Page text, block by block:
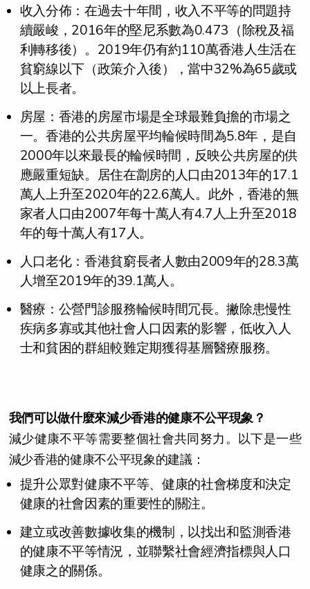
收入分佈：在過去十年間，收入不平等的問題持
續嚴峻，2016年的堅尼系數為0.473（除稅及福
利轉移後）。2019年仍有約110萬香港人生活在
貧窮線以下（政策介入後），當中32%為65歲或
以上長者。
房屋：香港的房屋市場是全球最難負擔的市場之
一。香港的公共房屋平均輪候時間為5.8年，是自
2000年以來最長的輪候時間，反映公共房屋的供
應嚴重短缺。居住在劏房的人口由2013年的17.1
萬人上升至2020年的22.6萬人。此外，香港的無
家者人口由2007年每十萬人有4.7人上升至2018
年的每十萬人有17人。
人口老化：香港貧窮長者人數由2009年的28.3萬
人增至2019年的39.1萬人。
醫療：公營門診服務輪候時間冗長。撇除患慢性
疾病多寡或其他社會人口因素的影響，低收入人
士和貧困的群組較難定期獲得基層醫療服務。
我們可以做什麼來減少香港的健康不公平現象？
減少健康不平等需要整個社會共同努力。以下是一些
減少香港的健康不公平現象的建議：
提升公眾對健康不平等、健康的社會梯度和決定
健康的社會因素的重要性的關注。
建立或改善數據收集的機制，以找出和監測香港
的健康不平等情況，並聯繫社會經濟指標與人口
健康之的關係。